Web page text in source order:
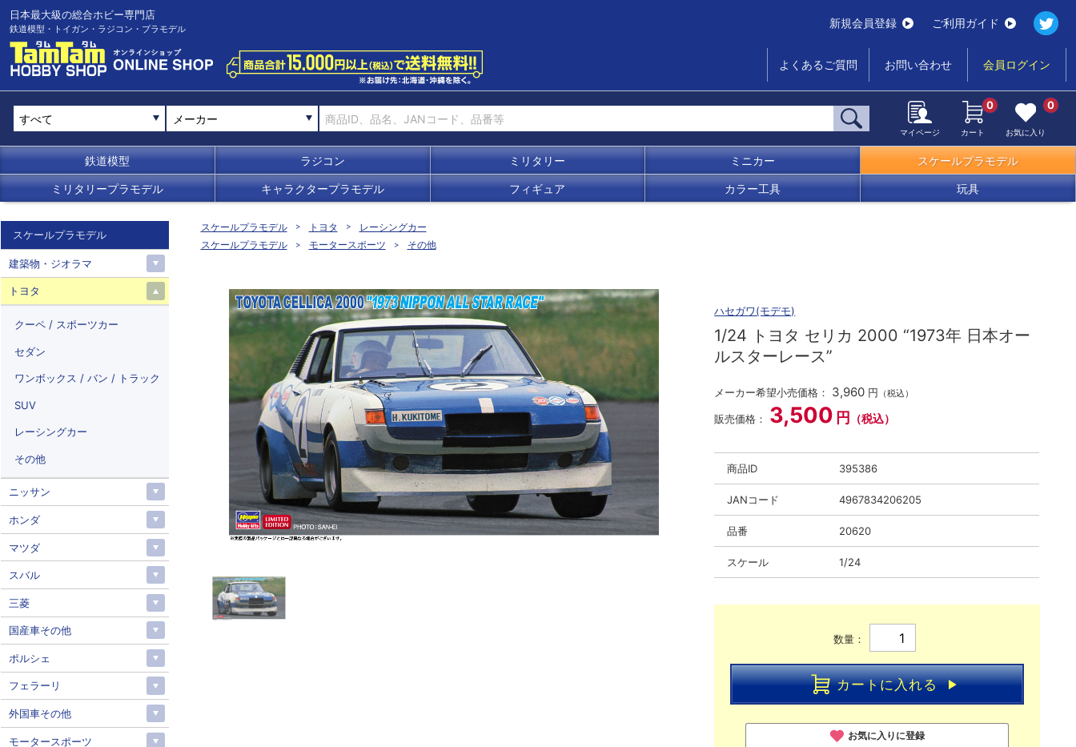
日本最大級の総合ホビー専門店
鉄道模型・トイガン・ラジコン・プラモデル 新規会員登録 ご利用ガイド
よくあるご質問 お問い合わせ 会員ログイン
メーカー
マイページ カート
0
お気に入り
0
鉄道模型 ラジコン ミリタリー ミニカー スケールプラモデル
ミリタリープラモデル キャラクタープラモデル フィギュア カラー工具 玩具
スケールプラモデル トヨタ
レーシングカー
スケールプラモデル
モータースポーツ その他
ハセガワ(モデモ)
1/24 トヨタ セリカ 2000 “1973年 日本オー
ルスターレース”
メーカー希望小売価格： 3,960 円 （税込）
販売価格： 3,500 円 （税込）
商品ID 395386
JANコード 4967834206205
品番 20620
スケール 1/24
数量：
カートに入れる
お気に入りに登録
スケールプラモデル
建築物・ジオラマ
トヨタ
クーペ / スポーツカー
セダン
ワンボックス / バン / トラック
SUV
レーシングカー
その他
ニッサン
ホンダ
マツダ
スバル
三菱
国産車その他
ポルシェ
フェラーリ
外国車その他
モータースポーツ